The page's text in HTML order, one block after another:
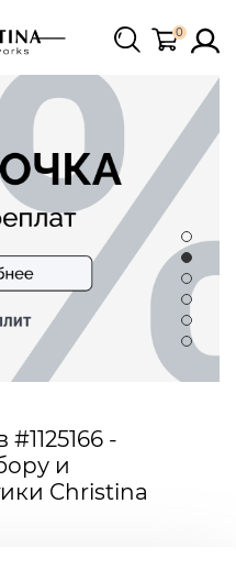
0
-
и
Christina